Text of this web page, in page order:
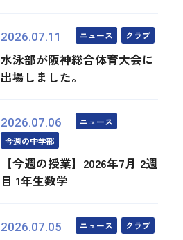
2026.07.11 ニュース クラブ
水泳部が阪神総合体育大会に
出場しました。
2026.07.06
ニュース
今週の中学部
【今週の授業】2026年7月 2週
目 1年生数学
2026.07.05 ニュース クラブ